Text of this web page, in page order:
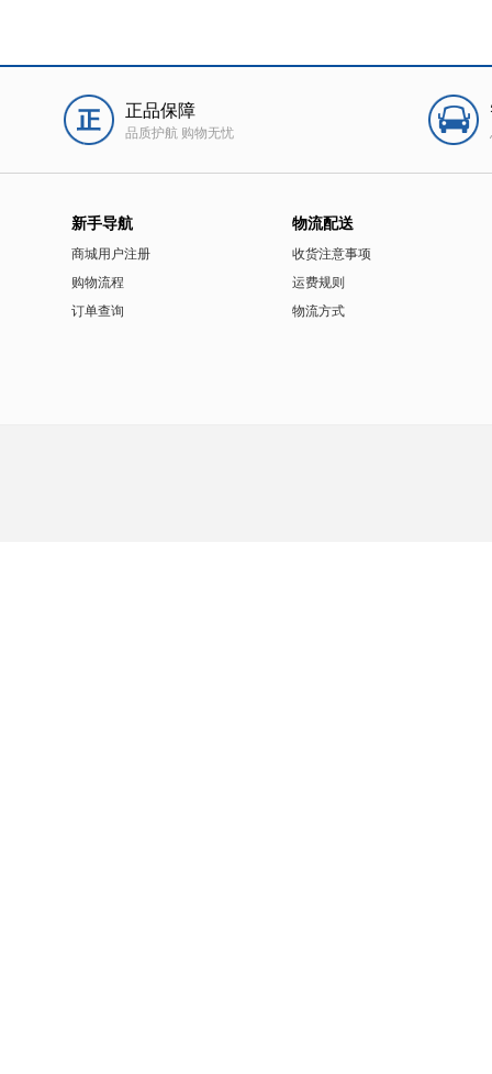
正品保障
品质护航 购物无忧
新手导航
商城用户注册
购物流程
订单查询
物流配送
收货注意事项
运费规则
物流方式